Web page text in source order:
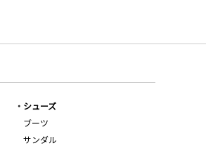
シューズ
ブーツ
サンダル